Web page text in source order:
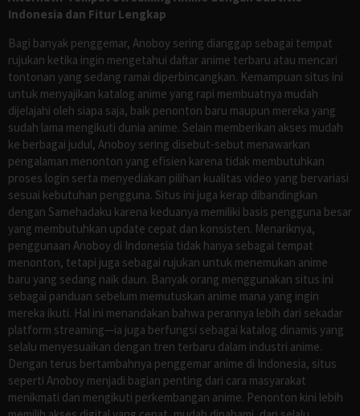
Indonesia dan Fitur Lengkap
Bagi banyak penggemar, Anoboy sering dianggap sebagai tempat
rujukan ketika ingin mengetahui daftar anime terbaru atau mencari
tontonan yang sedang ramai diperbincangkan. Kemampuan situs ini
untuk menyajikan katalog anime yang rapi membuatnya mudah
dijelajahi oleh siapa saja, baik penonton baru maupun mereka yang
sudah lama mengikuti dunia anime. Selain memberikan akses mudah
ke berbagai judul, Anoboy sering disebut-sebut menawarkan
pengalaman menonton yang efisien karena tidak membutuhkan
proses login serta menyediakan pilihan kualitas video yang bervariasi
sesuai kebutuhan pengguna. Situs ini juga kerap dibandingkan
dengan Samehadaku karena keduanya memiliki basis pengguna besar
yang membutuhkan update cepat dan konsisten. Menariknya,
penggunaan Anoboy di Indonesia tidak hanya sebagai tempat
menonton, tetapi juga sebagai rujukan untuk menemukan anime
baru yang sedang naik daun. Banyak orang menggunakan situs ini
sebagai panduan sebelum memutuskan anime mana yang ingin
mereka ikuti. Hal ini menandakan bahwa perannya lebih dari sekadar
platform streaming—ia juga berfungsi sebagai katalog dinamis yang
selalu menyesuaikan dengan tren terbaru dalam industri anime.
Dengan terus bertambahnya penggemar anime di Indonesia, situs
seperti Anoboy menjadi bagian penting dari cara masyarakat
menikmati dan mengikuti perkembangan anime. Penonton kini lebih